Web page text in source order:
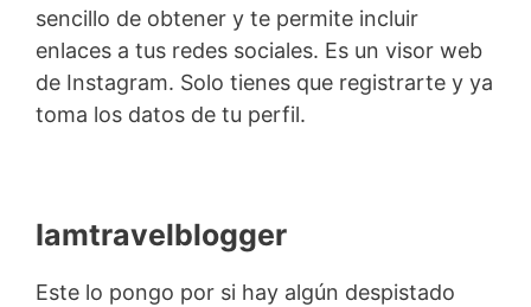
sencillo de obtener y te permite incluir
enlaces a tus redes sociales. Es un visor web
de Instagram. Solo tienes que registrarte y ya
toma los datos de tu perfil.
Iamtravelblogger
Este lo pongo por si hay algún despistado